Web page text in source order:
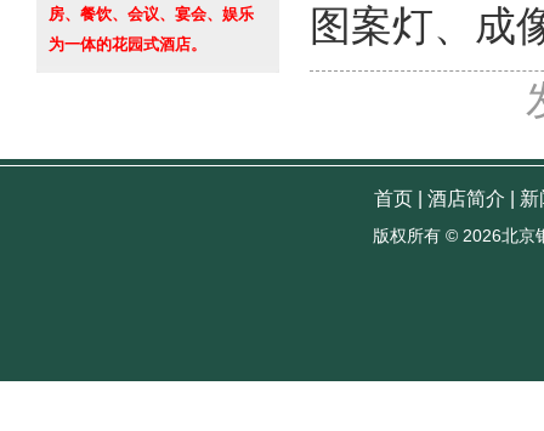
房、餐饮、会议、宴会、娱乐
为一体的花园式酒店。
图案灯、成
首页 酒店简介 新
版权所有 © 2026北京